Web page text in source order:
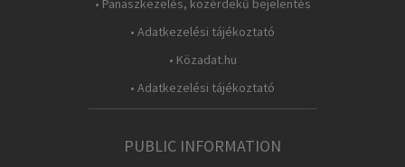
• Panaszkezelés, közérdekű bejelentés
• Adatkezelési tájékoztató
• Közadat.hu
• Adatkezelési tájékoztató
PUBLIC INFORMATION